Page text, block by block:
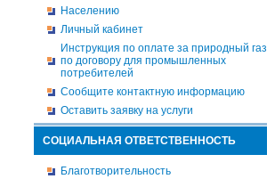
Населению
Личный кабинет
Инструкция по оплате за природный газ
по договору для промышленных
потребителей
Сообщите контактную информацию
Оставить заявку на услуги
СОЦИАЛЬНАЯ ОТВЕТСТВЕННОСТЬ
Благотворительность